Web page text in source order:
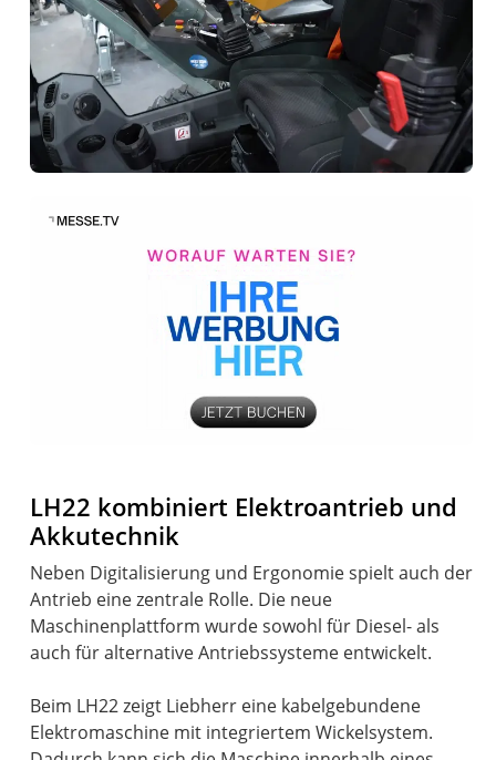
LH22 kombiniert Elektroantrieb und
Akkutechnik
Neben Digitalisierung und Ergonomie spielt auch der
Antrieb eine zentrale Rolle. Die neue
Maschinenplattform wurde sowohl für Diesel- als
auch für alternative Antriebssysteme entwickelt.
Beim LH22 zeigt Liebherr eine kabelgebundene
Elektromaschine mit integriertem Wickelsystem.